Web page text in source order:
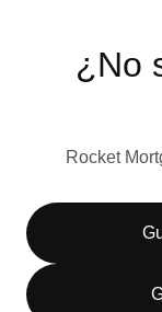
¿No
Rocket